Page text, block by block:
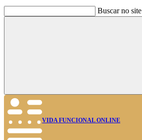
Buscar no site
Buscar
VIDA FUNCIONAL ONLINE